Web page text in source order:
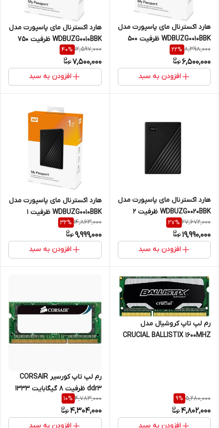
هارد اکسترنال مای پاسپورت مدل
WDBUZG0010BBK ظرفیت 500
گیگابایت نو و آکبند یکسال
گارانتی
8,398,000
22%
6,500,000
افزودن به سبد
هارد اکسترنال مای پاسپورت مدل
WDBUZG0010BBK ظرفیت 750
گیگابایت یکسال گارانتی
12,597,000
40%
7,500,000
افزودن به سبد
هارد اکسترنال مای پاسپورت مدل
WDBUZG0020BBK ظرفیت 2
ترابایت یکسال گارانتی
27,672,000
27%
19,990,000
افزودن به سبد
هارد اکسترنال مای پاسپورت مدل
WDBUZG0010BBK ظرفیت 1
ترابایت یکسال گارانتی
14,863,000
32%
9,999,000
افزودن به سبد
رم لپ تاپ کروشیال مدل
CRUCIAL BALLISTIX 1600MHZ
5,280,000
9%
4,802,000
افزودن به سبد
رم لپ تاپ کورسیر CORSAIR
ddr3 ظرفیت 8 گیگابایت 1333
مگاهرتز ارجینال تایوان
4,783,000
10%
4,304,000
افزودن به سبد